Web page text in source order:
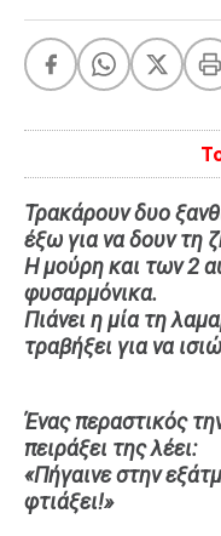
OMG
LIFE
Food
Σπίτι
Family
Σχέσεις
Τρακάρουν δυο
έξω για να δουν τη
Η μούρη και των 2
φυσαρμόνικα.
Πιάνει η μία τη
τραβήξει για να
Ένας περαστικός
πειράξει της λέει:
«Πήγαινε στην
φτιάξει!»